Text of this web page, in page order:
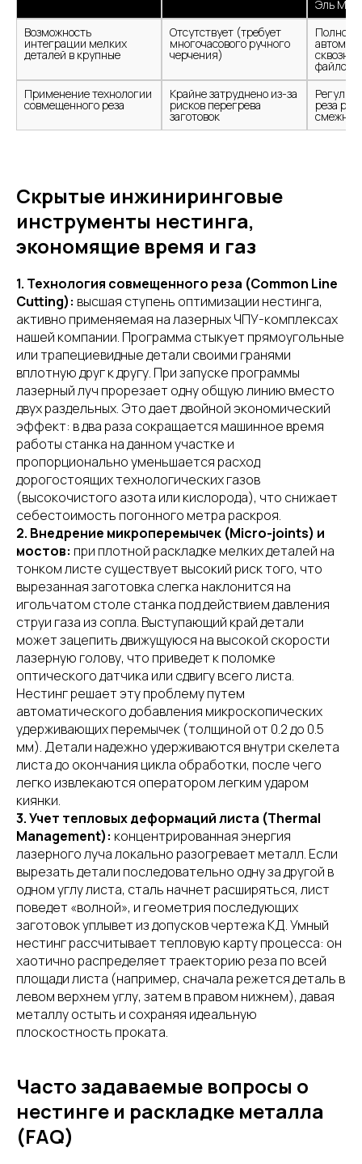
Эль
Возможность
интеграции мелких
деталей в крупные
Отсутствует (требует
многочасового ручного
черчения)
файлов
Применение технологии
совмещенного реза
Крайне затруднено из-за
рисков перегрева
заготовок
реза
Скрытые инжиниринговые
инструменты нестинга,
экономящие время и газ
1. Технология совмещенного реза (Common Line
Cutting): высшая ступень оптимизации нестинга,
активно применяемая на лазерных ЧПУ-комплексах
нашей компании. Программа стыкует прямоугольные
или трапециевидные детали своими гранями
вплотную друг к другу. При запуске программы
лазерный луч прорезает одну общую линию вместо
двух раздельных. Это дает двойной экономический
эффект: в два раза сокращается машинное время
работы станка на данном участке и
пропорционально уменьшается расход
дорогостоящих технологических газов
(высокочистого азота или кислорода), что снижает
себестоимость погонного метра раскроя.
2. Внедрение микроперемычек (Micro-joints) и
мостов: при плотной раскладке мелких деталей на
тонком листе существует высокий риск того, что
вырезанная заготовка слегка наклонится на
игольчатом столе станка под действием давления
струи газа из сопла. Выступающий край детали
может зацепить движущуюся на высокой скорости
лазерную голову, что приведет к поломке
оптического датчика или сдвигу всего листа.
Нестинг решает эту проблему путем
автоматического добавления микроскопических
удерживающих перемычек (толщиной от 0.2 до 0.5
мм). Детали надежно удерживаются внутри скелета
листа до окончания цикла обработки, после чего
легко извлекаются оператором легким ударом
киянки.
3. Учет тепловых деформаций листа (Thermal
Management): концентрированная энергия
лазерного луча локально разогревает металл. Если
вырезать детали последовательно одну за другой в
одном углу листа, сталь начнет расширяться, лист
поведет «волной», и геометрия последующих
заготовок уплывет из допусков чертежа КД. Умный
нестинг рассчитывает тепловую карту процесса: он
хаотично распределяет траекторию реза по всей
площади листа (например, сначала режется деталь в
левом верхнем углу, затем в правом нижнем), давая
металлу остыть и сохраняя идеальную
плоскостность проката.
Часто задаваемые вопросы о
нестинге и раскладке металла
(FAQ)